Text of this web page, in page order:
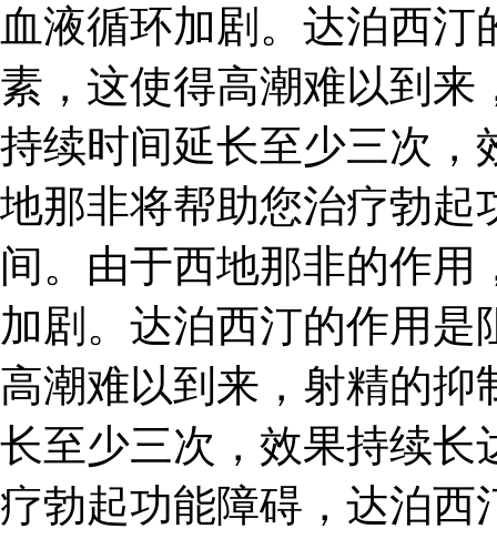
血液循环加剧。达泊西
素，这使得高潮难以到来
持续时间延长至少三次
地那非将帮助您治疗勃起
间。由于西地那非的作
加剧。达泊西汀的作用
高潮难以到来，射精的抑
长至少三次，效果持续长
疗勃起功能障碍，达泊西